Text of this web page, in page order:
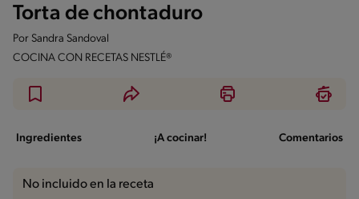
Torta de chontaduro
Por Sandra Sandoval
COCINA CON RECETAS NESTLÉ®
Ingredientes ¡A cocinar! Comentarios
No incluido en la receta